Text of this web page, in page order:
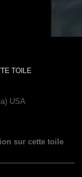
TOILE
USA
sur cette toile